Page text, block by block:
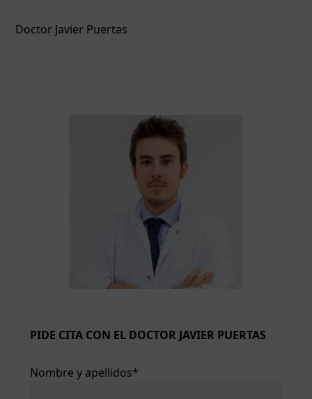
Doctor Javier Puertas
PIDE CITA CON EL DOCTOR JAVIER PUERTAS
Nombre y apellidos*